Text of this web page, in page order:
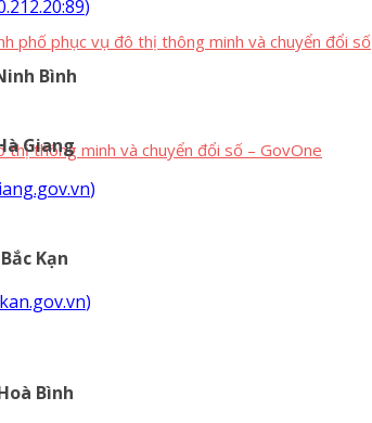
phố phục vụ đô thị thông minh và chuyển đổi số
thông minh và chuyển đổi số – GovOne
)
Bình
Giang
)
Kạn
)
Bình